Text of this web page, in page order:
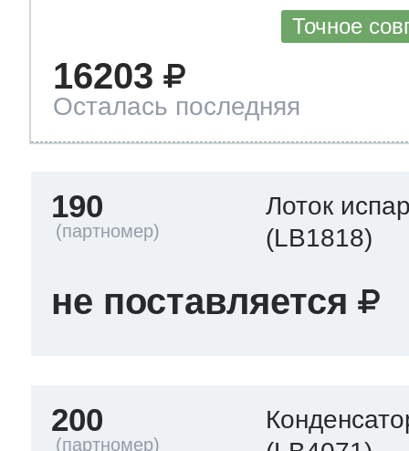
Точное
16203
Осталась последняя
190
Лоток
(LB1818)
не поставляется
200